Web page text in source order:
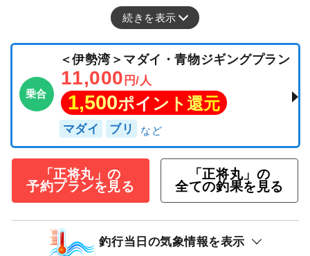
続きを表示
乗合
＜伊勢湾＞マダイ・青物ジギングプラン
11,000 円/人
1,500ポイント還元
マダイ ブリ
「正将丸」の
予約プランを見る
「正将丸」の
全ての釣果を見る
釣行当日の気象情報を表示